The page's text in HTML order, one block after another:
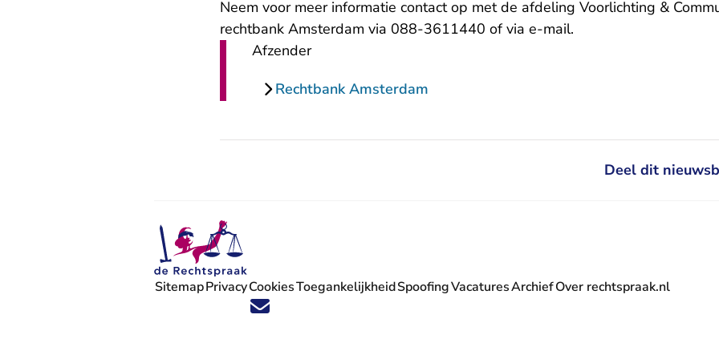
Neem voor meer informatie contact op met de afdeling Voorlichting &
rechtbank Amsterdam via 088-3611440 of via e-mail- U verlaat
.
Afzender
Rechtbank Amsterdam
Deel dit
Volg ons op X (Twitter) - U verlaat Rechtspraak.nl
Volg ons op Facebook - U verlaat Rechtspraak.nl
Volg ons op Instagram - U verlaat Rechtspraak.nl
Volg ons op Youtube - U verlaat Rechtspraak.nl
Volg ons op LinkedIn - U verlaat Rechtspraak.nl
'Blijf op de hoogte' nieuwsbrief - U verlaat Rechtspraak.nl
SitemapPrivacyCookiesToegankelijkheidSpoofingVacatures
- U verlaat Rechtspraak.nl
ArchiefOver rechtspraak.nl